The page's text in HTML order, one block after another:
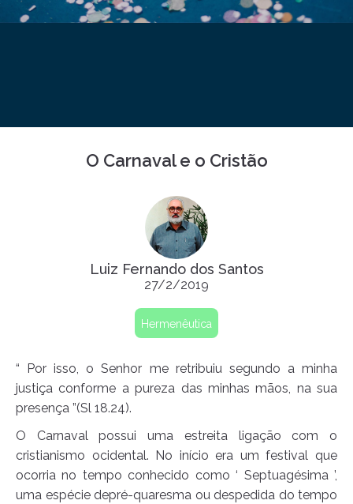
O Carnaval e o Cristão
Luiz Fernando dos Santos
27/2/2019
Hermenêutica
“ Por isso, o Senhor me retribuiu segundo a minha
justiça conforme a pureza das minhas mãos, na sua
presença ”(Sl 18.24).
O Carnaval possui uma estreita ligação com o
cristianismo ocidental. No início era um festival que
ocorria no tempo conhecido como ‘ Septuagésima ’,
uma espécie depré-quaresma ou despedida do tempo